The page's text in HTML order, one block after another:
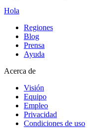
Hola
Regiones
Blog
Prensa
Ayuda
Acerca de
Visión
Equipo
Empleo
Privacidad
Condiciones de uso